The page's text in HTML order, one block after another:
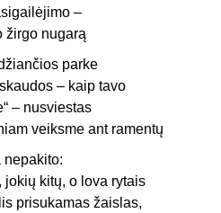
–
žirgo nugarą
parke
– kaip tavo
– nusviestas
veiksme ant ramentų
nepakito:
kitų, o lova rytais
prisukamas žaislas,